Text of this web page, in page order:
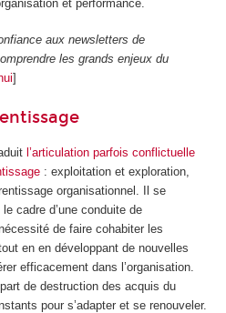
et performance.
aux newsletters de
les grands enjeux du
]
l’articulation parfois conflictuelle
: exploitation et exploration,
organisationnel. Il se
cadre d’une conduite de
de faire cohabiter les
en en développant de nouvelles
efficacement dans l’organisation.
de destruction des acquis du
pour s’adapter et se renouveler.